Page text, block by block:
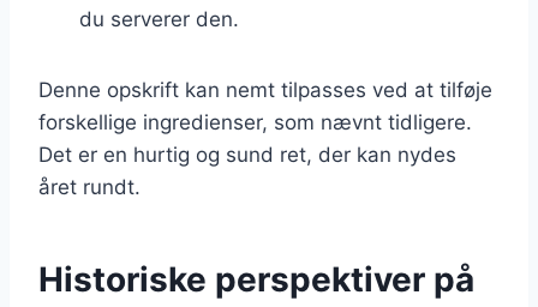
du serverer den.
Denne opskrift kan nemt tilpasses ved at tilføje
forskellige ingredienser, som nævnt tidligere.
Det er en hurtig og sund ret, der kan nydes
året rundt.
Historiske perspektiver på